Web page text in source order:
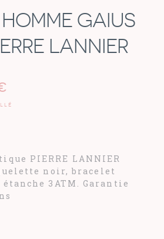
GAIUS
LANNIER
PIERRE LANNIER
noir, bracelet
3ATM. Garantie